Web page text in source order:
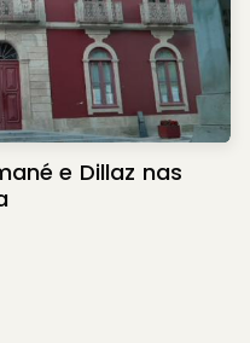
e Dillaz nas